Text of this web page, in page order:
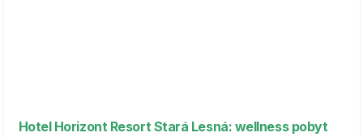
Hotel Horizont Resort Stará Lesná: wellness pobyt